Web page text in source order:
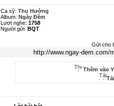
Ca sỹ: Thu Hường
Album: Ngày Đêm
Lượt nghe: 1758
Người gửi: BQT
Gửi cho
Thêm vào